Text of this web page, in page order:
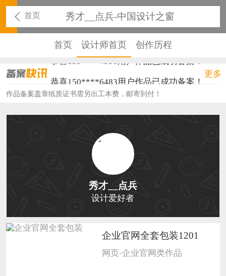
首页 秀才__点兵-中国设计之窗
首页 设计师首页 创作历程
恭喜159****4930用户作品已成功备案！
恭喜150****6483用户作品已成功备案！
恭喜131****2473用户作品已成功备案！
恭喜133****6466用户作品已成功备案！
恭喜131****1475用户作品已成功备案！
恭喜133****8874用户作品已成功备案！
恭喜138****8638用户作品已成功备案！
恭喜133****9020用户作品已成功备案！
恭喜136****9807用户作品已成功备案！
更多
作品备案盖章纸质证书需另出工本费，邮寄到付！
秀才__点兵
设计爱好者
企业官网全套包装1201
网页-企业官网类作品